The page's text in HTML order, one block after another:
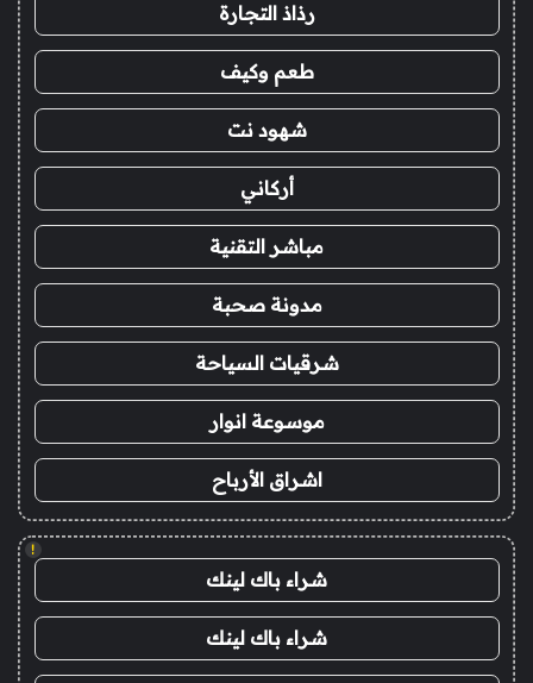
رذاذ التجارة
طعم وكيف
شهود نت
أركاني
مباشر التقنية
مدونة صحبة
شرقيات السياحة
موسوعة انوار
اشراق الأرباح
!
شراء باك لينك
شراء باك لينك